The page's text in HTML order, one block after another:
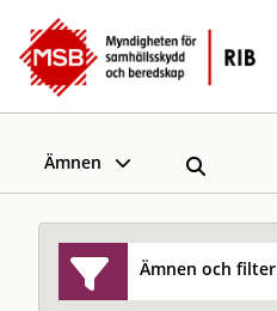
Ämnen
Ämnen och filter